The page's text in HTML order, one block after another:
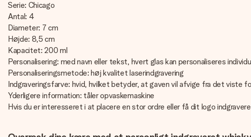
Serie: Chicago
Antal: 4
Diameter: 7 cm
Højde: 8,5 cm
Kapacitet: 200 ml
Personalisering: med navn eller tekst, hvert glas kan personaliseres
Personaliseringsmetode: høj kvalitet laserindgravering
Indgraveringsfarve: hvid, hvilket betyder, at gaven vil afvige fra det viste
Yderligere information: tåler opvaskemaskine
Hvis du er interesseret i at placere en stor ordre eller få dit logo